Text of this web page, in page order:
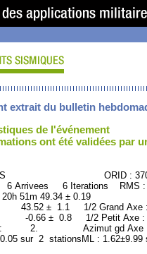
extrait du bulletin
de l'événement
ont été validées par
ORID :
Arrivees 6 Iterations RMS
20h 51m 49.34 ± 0.19
43.52 ± 1.1 1/2 Grand
: -0.66 ± 0.8 1/2 Petit Axe
2. Azimut gd Axe :
sur 2 stationsML :